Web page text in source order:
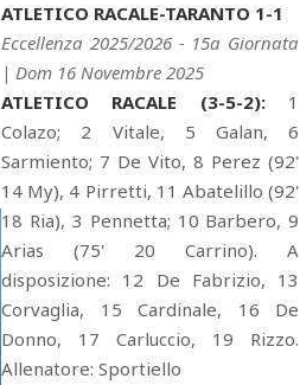
ATLETICO RACALE-TARANTO 1-1
Eccellenza 2025/2026 - 15a Giornata
| Dom 16 Novembre 2025
ATLETICO RACALE (3-5-2): 1
Colazo; 2 Vitale, 5 Galan, 6
Sarmiento; 7 De Vito, 8 Perez (92'
14 My), 4 Pirretti, 11 Abatelillo (92'
18 Ria), 3 Pennetta; 10 Barbero, 9
Arias (75' 20 Carrino). A
disposizione: 12 De Fabrizio, 13
Corvaglia, 15 Cardinale, 16 De
Donno, 17 Carluccio, 19 Rizzo.
Allenatore: Sportiello